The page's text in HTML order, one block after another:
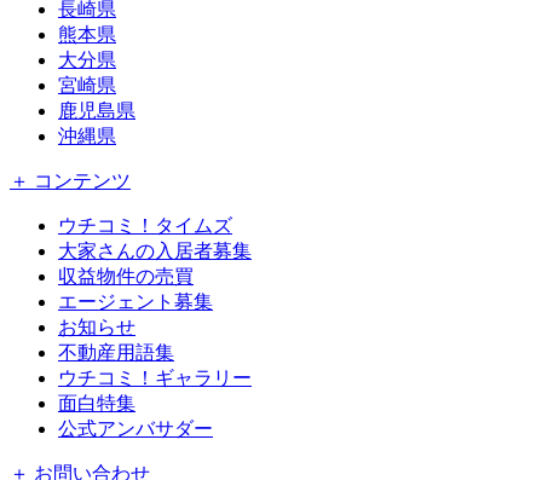
長崎県
熊本県
大分県
宮崎県
鹿児島県
沖縄県
＋ コンテンツ
ウチコミ！タイムズ
大家さんの入居者募集
収益物件の売買
エージェント募集
お知らせ
不動産用語集
ウチコミ！ギャラリー
面白特集
公式アンバサダー
＋ お問い合わせ